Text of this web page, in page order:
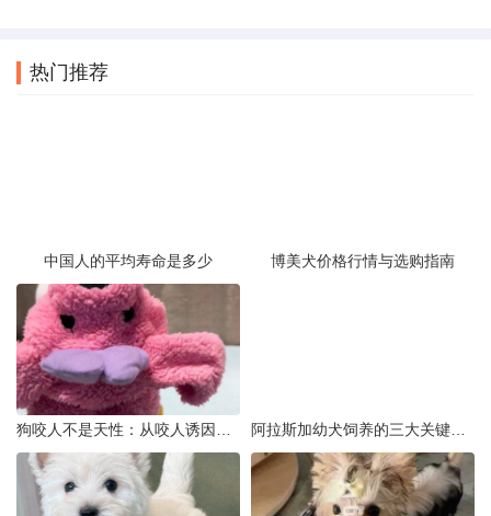
热门推荐
中国人的平均寿命是多少 博美犬价格行情与选购指南